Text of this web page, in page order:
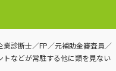
診断士／FP／元補助金審査員／
などが常駐する他に類を見ない